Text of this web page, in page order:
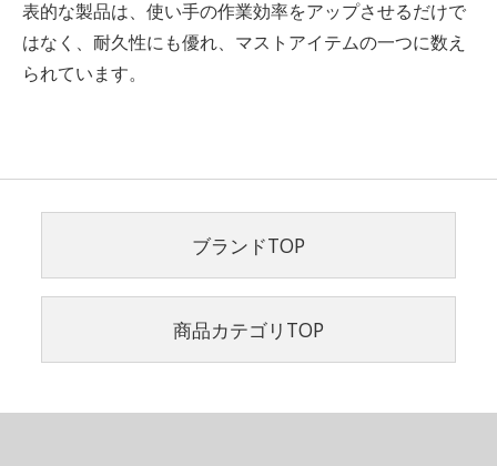
表的な製品は、使い手の作業効率をアップさせるだけで
はなく、耐久性にも優れ、マストアイテムの一つに数え
られています。
ブランドTOP
商品カテゴリTOP